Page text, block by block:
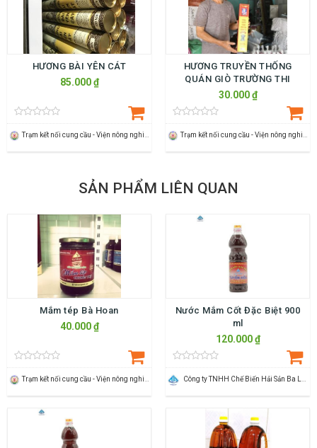
HƯƠNG BÀI YÊN CÁT
85.000 ₫
Trạm kết nối cung cầu - Viện nông nghiệp Thanh Hoá
HƯƠNG TRUYỀN THỐNG
QUÁN GIÒ TRƯỜNG THI
30.000 ₫
Trạm kết nối cung cầu - Viện nông nghiệp Thanh Hoá
SẢN PHẨM LIÊN QUAN
Mắm tép Bà Hoan
40.000 ₫
Trạm kết nối cung cầu - Viện nông nghiệp Thanh Hoá
Nước Mắm Cốt Đặc Biệt 900
ml
120.000 ₫
Công ty TNHH Chế Biến Hải Sản Ba Làng